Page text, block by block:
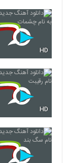
143
146
HD
HD